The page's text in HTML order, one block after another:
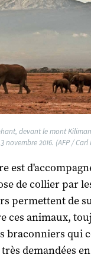
devant le mont
novembre 2016. (AFP / Carl
est
de collier par
permettent de
ces animaux,
braconniers qui
demandées